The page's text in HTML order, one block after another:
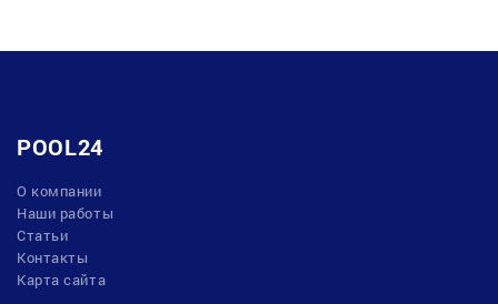
POOL24
О компании
Наши работы
Статьи
Контакты
Карта сайта